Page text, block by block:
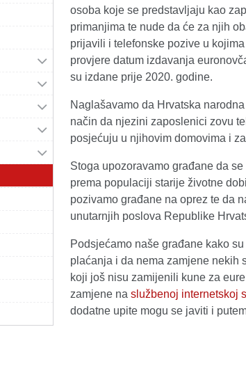
osoba koje se predstavljaju kao
primanjima te nude da će za njih
prijavili i telefonske pozive u
provjere datum izdavanja
su izdane prije 2020. godine.
Naglašavamo da Hrvatska
način da njezini zaposlenici zovu
posjećuju u njihovim domovima i
Stoga upozoravamo građane da
prema populaciji starije životne
pozivamo građane na oprez te da
unutarnjih poslova Republike
Podsjećamo naše građane kako
plaćanja i da nema zamjene nekih
koji još nisu zamijenili kune za
zamjene na službenoj internetskoj
dodatne upite mogu se javiti i